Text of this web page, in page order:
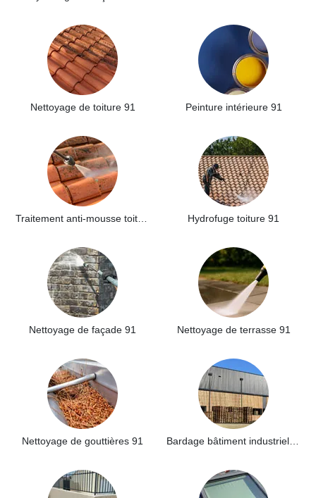
Nettoyage de toiture 91 Peinture intérieure 91
Hydrofuge toiture 91
Nettoyage de façade 91 Nettoyage de terrasse 91
Nettoyage de gouttières 91